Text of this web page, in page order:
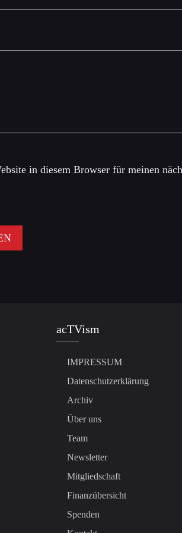
in diesem Browser für meinen
acTVism
IMPRESSUM
Datenschutzerklärung
Archiv
Über uns
Team
Newsletter
Mitgliedschaft
Finanzübersicht
Spenden